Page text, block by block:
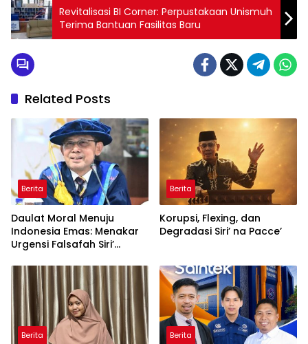
Revitalisasi BI Corner: Perpustakaan Unismuh
Terima Bantuan Fasilitas Baru
Related Posts
Berita
Daulat Moral Menuju
Indonesia Emas: Menakar
Urgensi Falsafah Siri’
Ancaman Kleptokrasi
Berita
Korupsi, Flexing, dan
Degradasi Siri’ na Pacce’
Berita Berita